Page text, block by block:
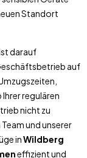
Standort
darauf
auf
Ihrer regulären
nicht zu
und unserer
inWildberg
effizient und